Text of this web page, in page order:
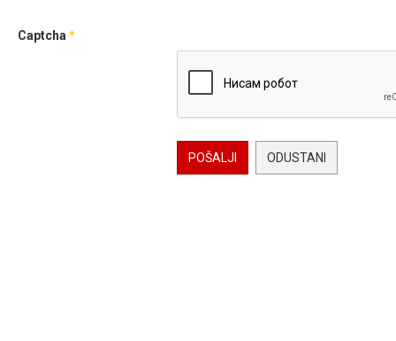
Captcha *
POŠALJI ODUSTANI